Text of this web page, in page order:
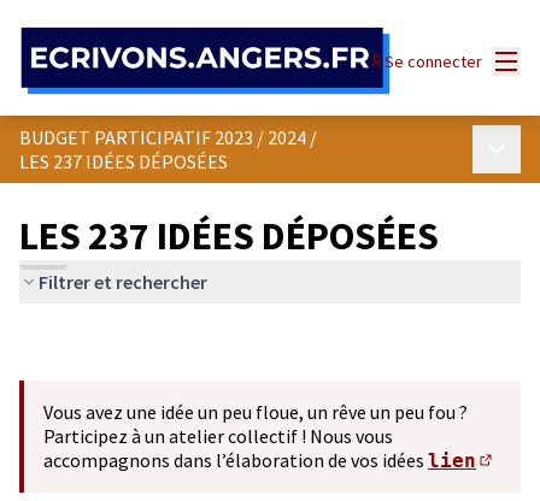
Se connecter
BUDGET PARTICIPATIF 2023 / 2024 /
LES 237 IDÉES DÉPOSÉES
LES 237 IDÉES DÉPOSÉES
Filtrer et rechercher
Vous avez une idée un peu floue, un rêve un peu fou ?
Participez à un atelier collectif ! Nous vous
accompagnons dans l’élaboration de vos idées lien